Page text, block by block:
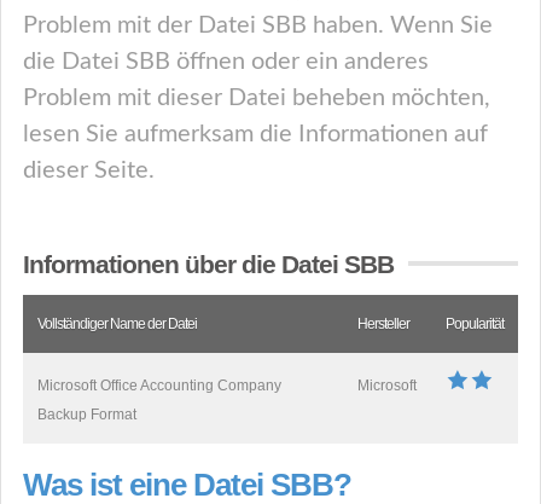
Problem mit der Datei SBB haben. Wenn Sie
die Datei SBB öffnen oder ein anderes
Problem mit dieser Datei beheben möchten,
lesen Sie aufmerksam die Informationen auf
dieser Seite.
Informationen über die Datei SBB
Vollständiger Name der Datei Hersteller Popularität
Microsoft Office Accounting Company
Backup Format
Microsoft
Was ist eine Datei SBB?